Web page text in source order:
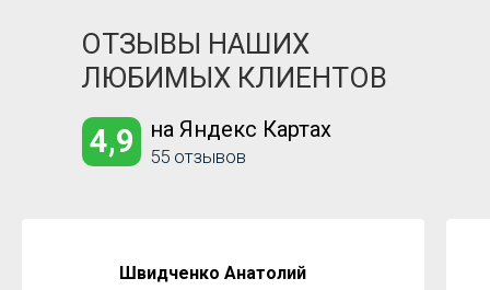
55 отзывов
на Яндекс Картах
4,9
ОТЗЫВЫ НАШИХ
ЛЮБИМЫХ КЛИЕНТОВ
Швидченко Анатолий